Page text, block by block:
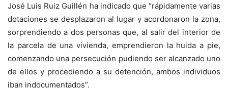
José Luis Ruiz Guillén ha indicado que “rápidamente varias
dotaciones se desplazaron al lugar y acordonaron la zona,
sorprendiendo a dos personas que, al salir del interior de
la parcela de una vivienda, emprendieron la huida a pie,
comenzando una persecución pudiendo ser alcanzado uno
de ellos y procediendo a su detención, ambos individuos
iban indocumentados”.